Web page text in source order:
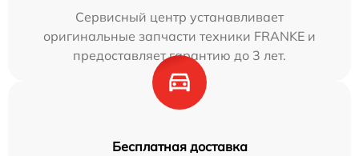
Сервисный центр устанавливает
оригинальные запчасти техники FRANKE и
предоставляет гарантию до 3 лет.
Бесплатная доставка